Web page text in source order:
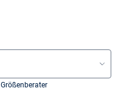
Größenberater